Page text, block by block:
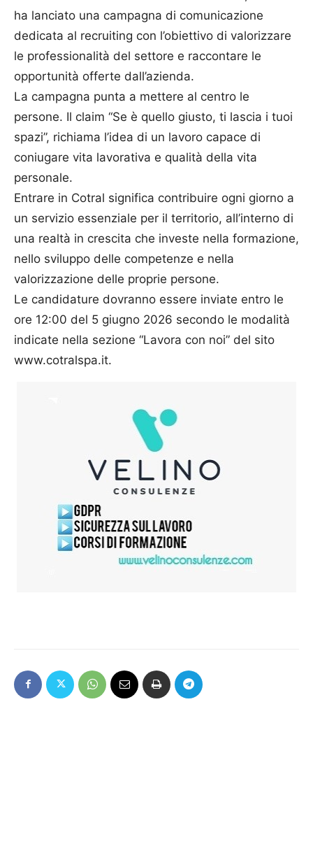
ha lanciato una campagna di comunicazione
dedicata al recruiting con l’obiettivo di valorizzare
le professionalità del settore e raccontare le
opportunità offerte dall’azienda.
La campagna punta a mettere al centro le
persone. Il claim “Se è quello giusto, ti lascia i tuoi
spazi”, richiama l’idea di un lavoro capace di
coniugare vita lavorativa e qualità della vita
personale.
Entrare in Cotral significa contribuire ogni giorno a
un servizio essenziale per il territorio, all’interno di
una realtà in crescita che investe nella formazione,
nello sviluppo delle competenze e nella
valorizzazione delle proprie persone.
Le candidature dovranno essere inviate entro le
ore 12:00 del 5 giugno 2026 secondo le modalità
indicate nella sezione “Lavora con noi” del sito
www.cotralspa.it.